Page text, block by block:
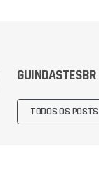
GUINDASTESBR
TODOS OS POSTS